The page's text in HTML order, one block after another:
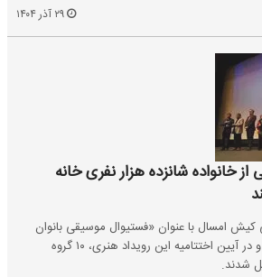
خانواده شانزده هزار نفری خانه
امسال با عنوان «فستیوال موسیقی بانوان
نواحی ایران» پایان یافت و در آیین اختتامیه این رویداد هنری، ۱۰ گروه
شدند.